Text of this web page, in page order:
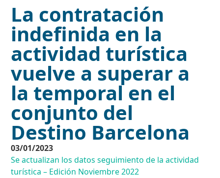
La contratación
indefinida en la
actividad turística
vuelve a superar a
la temporal en el
conjunto del
Destino Barcelona
03/01/2023
Se actualizan los datos seguimiento de la actividad
turística – Edición Noviembre 2022